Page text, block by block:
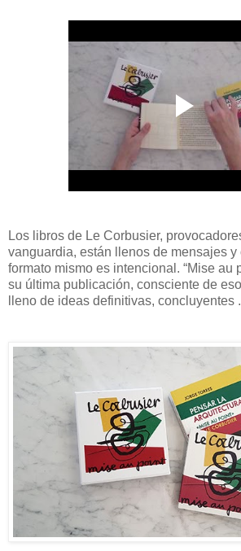
Los libros de Le Corbusier,
vanguardia, están llenos de mensajes y
formato mismo es intencional. “Mise au
su última publicación, consciente de
lleno de ideas definitivas, concluyentes .